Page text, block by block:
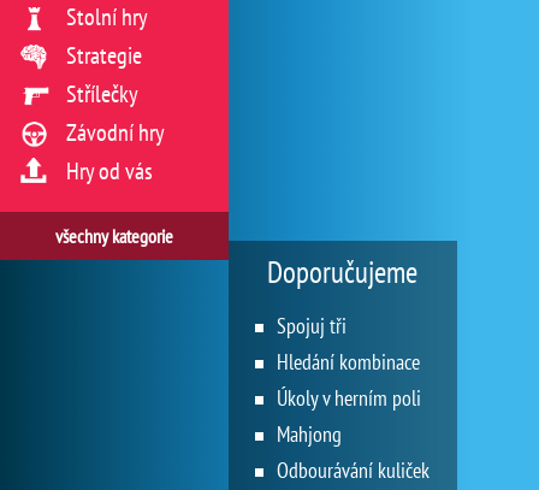
Stolní hry
Strategie
Střílečky
Závodní hry
Hry od vás
všechny kategorie
Doporučujeme
Spojuj tři
Hledání kombinace
Úkoly v herním poli
Mahjong
Odbourávání kuliček